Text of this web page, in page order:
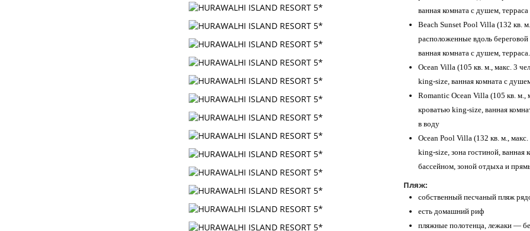
ванная комната с душем, терраса
Beach Sunset Pool Villa (132 кв.
расположенные вдоль
ванная комната с душем,
Ocean Villa (105 кв. м., макс. 3
king-size, ванная комната с
Romantic Ocean Villa (105 кв. м.,
кроватью king-size, ванная
в воду
Ocean Pool Villa (132 кв. м.,
king-size, зона гостиной, ванная
бассейном, зоной отдыха и
Пляж:
собственный песчаный пляж
есть домашний риф
пляжные полотенца, лежаки —